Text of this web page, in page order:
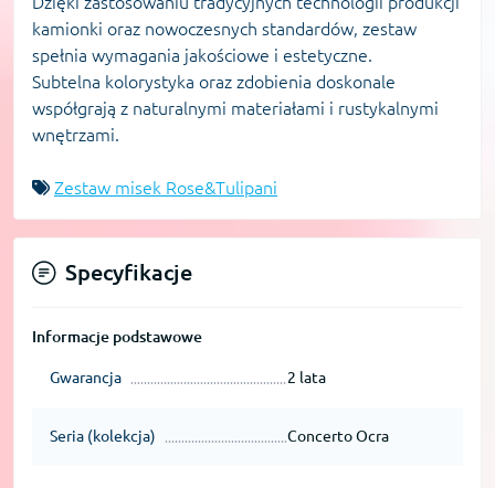
kamionki oraz nowoczesnych standardów, zestaw
spełnia wymagania jakościowe i estetyczne.
Subtelna kolorystyka oraz zdobienia doskonale
współgrają z naturalnymi materiałami i rustykalnymi
wnętrzami.
Zestaw misek Rose&Tulipani
Specyfikacje
Informacje podstawowe
Gwarancja 2 lata
Seria (kolekcja) Concerto Ocra